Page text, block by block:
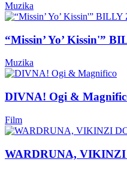
Muzika
“Missin’ Yo’ Kissin'”
Muzika
DIVNA! Ogi &
Film
WARDRUNA,